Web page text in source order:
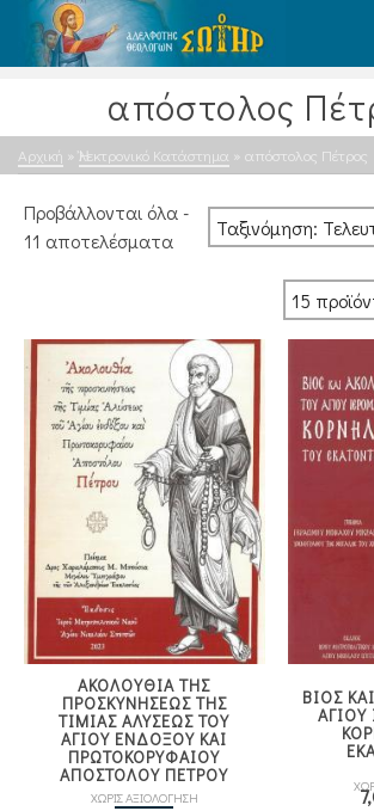
απόστολος
Αρχική » Ἠλεκτρονικό Κατάστημα » απόστολος Πέτρος
Προβάλλονται όλα -
11 αποτελέσματαSorted
ΑΚΟΛΟΥΘΙΑ ΤΗΣ
ΠΡΟΣΚΥΝΗΣΕΩΣ ΤΗΣ
ΤΙΜΙΑΣ ΑΛΥΣΕΩΣ ΤΟΥ
ΑΓΙΟΥ ΕΝΔΟΞΟΥ ΚΑΙ
ΠΡΩΤΟΚΟΡΥΦΑΙΟΥ
ΑΠΟΣΤΟΛΟΥ ΠΕΤΡΟΥ
ΧΩΡΙΣ ΑΞΙΟΛΟΓΗΣΗ
ΒΙΟΣ